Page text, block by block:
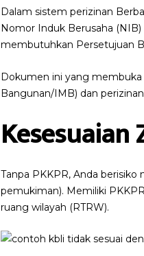
Dalam sistem perizinan
Nomor Induk Berusaha
membutuhkan Persetujuan
Dokumen ini yang
Bangunan/IMB) dan
Kesesuaian
Tanpa PKKPR, Anda
pemukiman). Memiliki
ruang wilayah (RTRW).